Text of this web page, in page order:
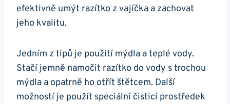
efektivně umýt razítko z vajíčka a zachovat
jeho kvalitu.
Jedním z tipů je použití mýdla a teplé vody.
Stačí jemně namočit razítko do vody s trochou
mýdla a opatrně ho otřít štětcem. Další
možností je použít speciální čisticí prostředek